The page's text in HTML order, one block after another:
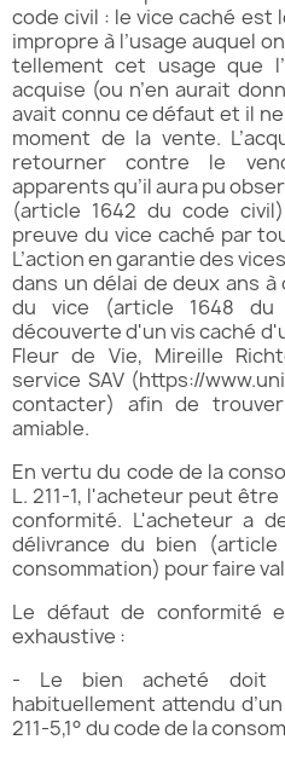
code civil : le vice caché est
impropre à l’usage auquel
tellement cet usage que
acquise (ou n’en aurait
avait connu ce défaut et il
moment de la vente.
retourner contre le
apparents qu’il aura pu
(article 1642 du code
preuve du vice caché par
L’action en garantie des
dans un délai de deux ans
du vice (article 1648
découverte d'un vis caché
Fleur de Vie, Mireille
service SAV (https://
contacter) afin de
amiable.
En vertu du code de la
L. 211-1, l'acheteur peut
conformité. L'acheteur a
délivrance du bien
consommation) pour faire
Le défaut de conformité
exhaustive :
- Le bien acheté doit
habituellement attendu
211-5,1° du code de la